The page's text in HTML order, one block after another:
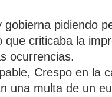
gobierna pidiendo
que criticaba la
ocurrencias.
Crespo en la
una multa de un